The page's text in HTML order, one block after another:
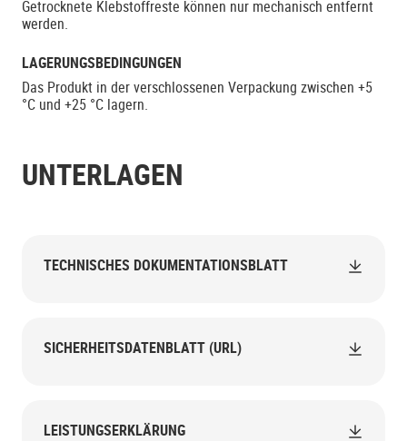
Getrocknete Klebstoffreste können nur mechanisch entfernt
werden.
LAGERUNGSBEDINGUNGEN
Das Produkt in der verschlossenen Verpackung zwischen +5
°C und +25 °C lagern.
UNTERLAGEN
TECHNISCHES DOKUMENTATIONSBLATT
SICHERHEITSDATENBLATT (URL)
LEISTUNGSERKLÄRUNG